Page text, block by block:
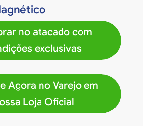
no atacado com
exclusivas
Agora no Varejo em
Loja Oficial